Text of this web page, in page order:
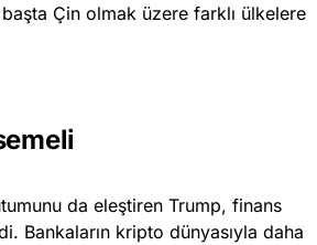
Çin olmak üzere farklı ülkelere
da eleştiren Trump, finans
Bankaların kripto dünyasıyla daha